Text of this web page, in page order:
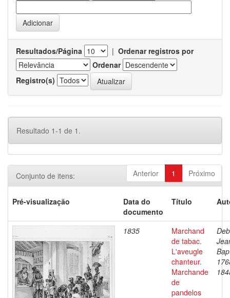
Resultados/Página | Ordenar registros por
Ordenar
Registro(s)
Resultado 1-1 de 1.
Anterior 1 Próximo
Conjunto de itens:
Pré-visualização
Data do
documento
Título
1835
Marchand
de tabac.
L'aveugle
chanteur.
Marchande
de
pandelos